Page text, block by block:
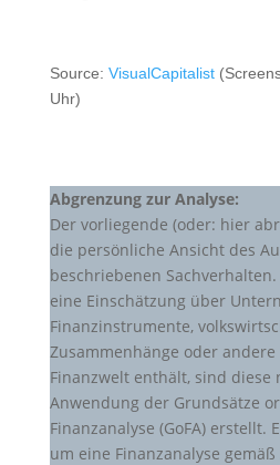
Source: VisualCapitalist
Uhr)
Abgrenzung zur Analyse:
Der vorliegende (oder: hier
die persönliche Ansicht des
beschriebenen
eine Einschätzung über
Finanzinstrumente,
Zusammenhänge oder
Finanzwelt enthält, sind diese
Anwendung der Grundsätze
Finanzanalyse (GoFA) erstellt.
um eine Finanzanalyse